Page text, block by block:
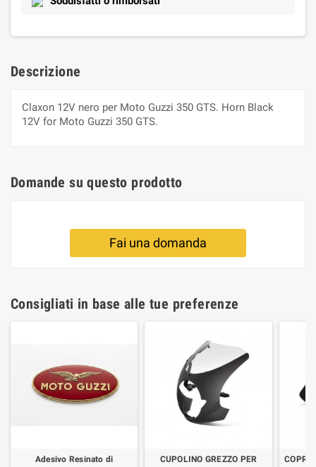
Descrizione
Claxon 12V nero per Moto Guzzi 350 GTS. Horn Black
12V for Moto Guzzi 350 GTS.
Domande su questo prodotto
Fai una domanda
Consigliati in base alle tue preferenze
Adesivo Resinato di
CUPOLINO GREZZO PER